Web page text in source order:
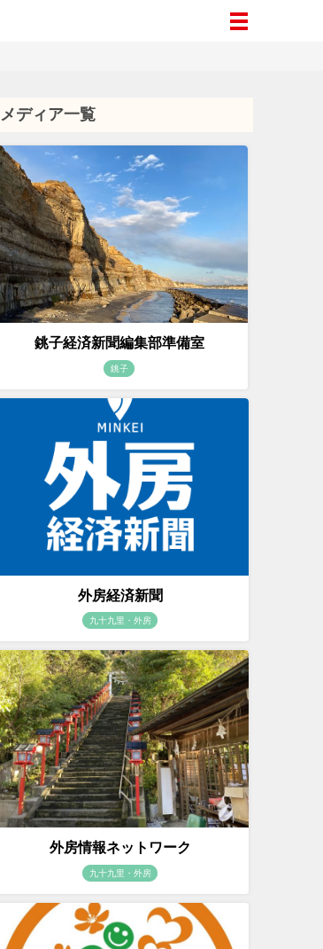
メディア一覧
銚子経済新聞編集部準備室
銚子
外房経済新聞
九十九里・外房
外房情報ネットワーク
九十九里・外房